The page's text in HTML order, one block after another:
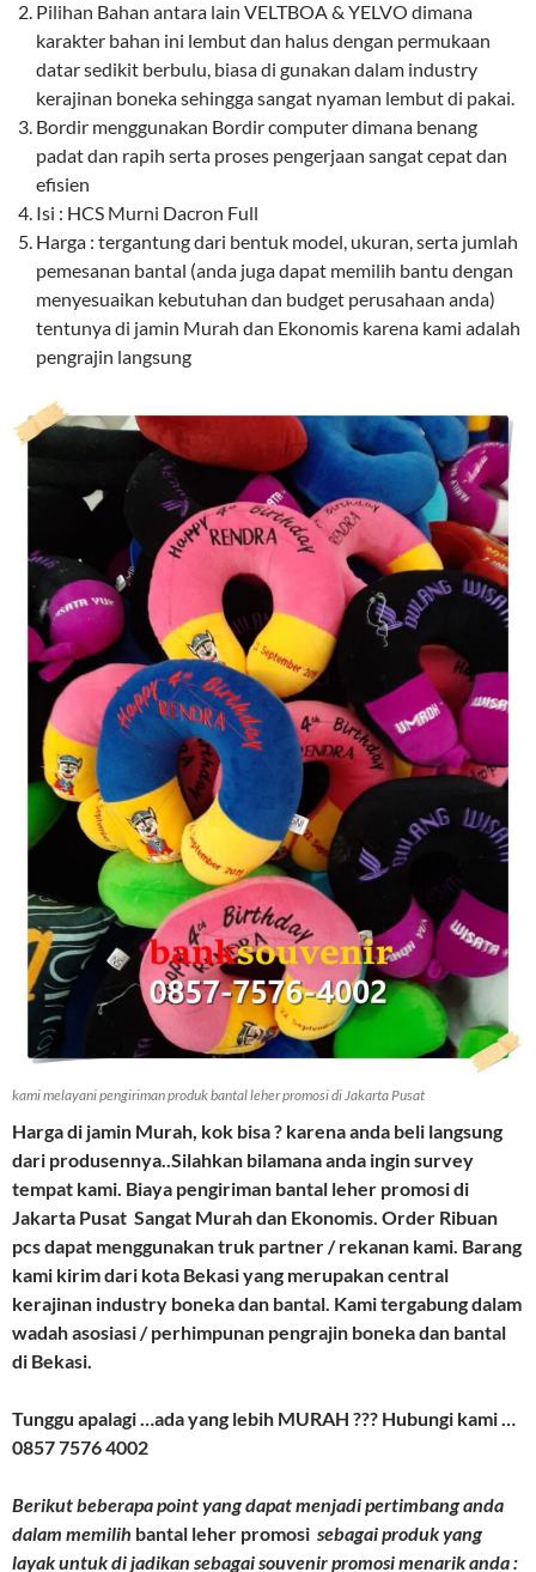
Pilihan Bahan antara lain VELTBOA & YELVO dimana
karakter bahan ini lembut dan halus dengan permukaan
datar sedikit berbulu, biasa di gunakan dalam industry
kerajinan boneka sehingga sangat nyaman lembut di pakai.
Bordir menggunakan Bordir computer dimana benang
padat dan rapih serta proses pengerjaan sangat cepat dan
efisien
Isi : HCS Murni Dacron Full
Harga : tergantung dari bentuk model, ukuran, serta jumlah
pemesanan bantal (anda juga dapat memilih bantu dengan
menyesuaikan kebutuhan dan budget perusahaan anda)
tentunya di jamin Murah dan Ekonomis karena kami adalah
pengrajin langsung
kami melayani pengiriman produk bantal leher promosi di Jakarta Pusat
Harga di jamin Murah, kok bisa ? karena anda beli langsung
dari produsennya..Silahkan bilamana anda ingin survey
tempat kami. Biaya pengiriman bantal leher promosi di
Jakarta Pusat Sangat Murah dan Ekonomis. Order Ribuan
pcs dapat menggunakan truk partner / rekanan kami. Barang
kami kirim dari kota Bekasi yang merupakan central
kerajinan industry boneka dan bantal. Kami tergabung dalam
wadah asosiasi / perhimpunan pengrajin boneka dan bantal
di Bekasi.
Tunggu apalagi …ada yang lebih MURAH ??? Hubungi kami …
0857 7576 4002
Berikut beberapa point yang dapat menjadi pertimbang anda
dalam memilih bantal leher promosi sebagai produk yang
layak untuk di jadikan sebagai souvenir promosi menarik anda :